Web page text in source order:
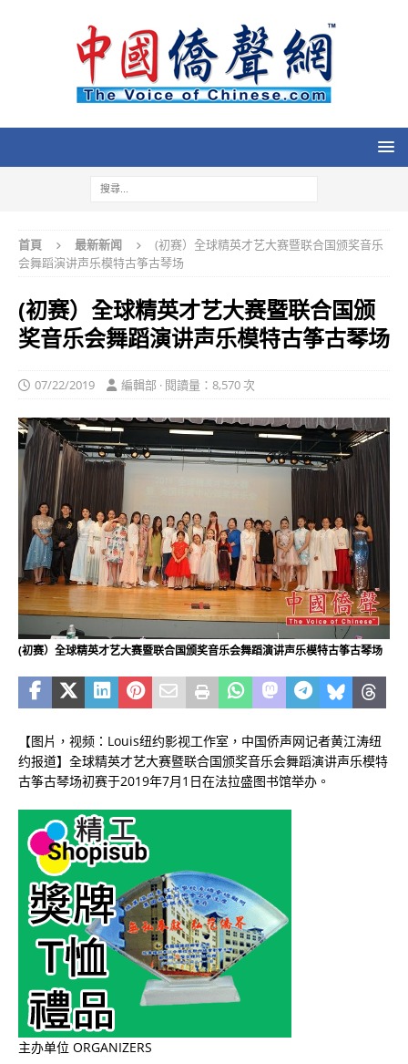
首頁 最新新闻
(初赛）全球精英才艺大赛暨联合国颁奖音乐
会舞蹈演讲声乐模特古筝古琴场
(初赛）全球精英才艺大赛暨联合国颁
奖音乐会舞蹈演讲声乐模特古筝古琴场
07/22/2019 編輯部 · 閱讀量：8,570 次
(初赛）全球精英才艺大赛暨联合国颁奖音乐会舞蹈演讲声乐模特古筝古琴场
【图片，视频：Louis纽约影视工作室，中国侨声网记者黄江涛纽
约报道】全球精英才艺大赛暨联合国颁奖音乐会舞蹈演讲声乐模特
古筝古琴场初赛于2019年7月1 日在法拉盛图书馆举办。
主办单位 ORGANIZERS